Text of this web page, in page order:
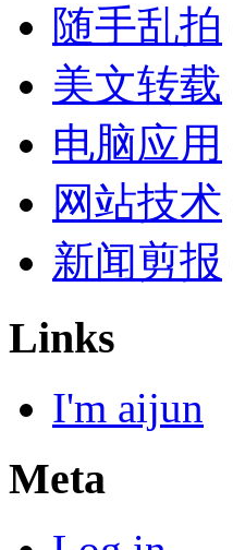
随手乱拍
美文转载
电脑应用
网站技术
新闻剪报
Links
I'm aijun
Meta